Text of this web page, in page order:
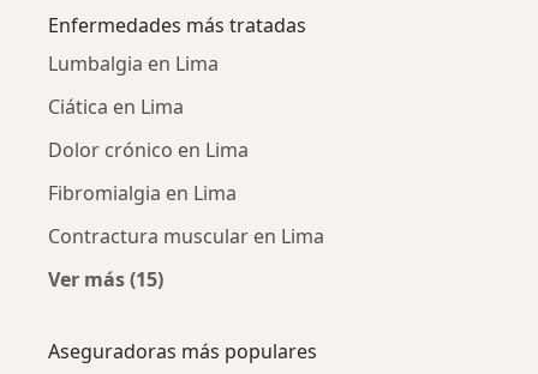
Enfermedades más tratadas
Lumbalgia en Lima
Ciática en Lima
Dolor crónico en Lima
Fibromialgia en Lima
Contractura muscular en Lima
Ver más (15)
Aseguradoras más populares